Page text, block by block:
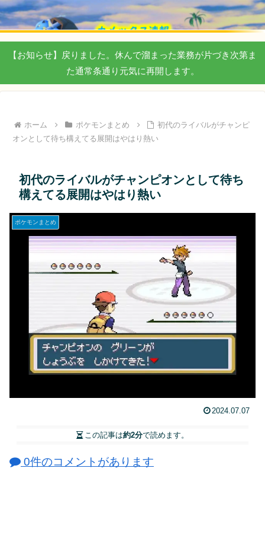
【お知らせ】戻りました。休んで溜まった業務が片づき次第ま
た通常条通り元気に再開します。
ホーム ポケモンまとめ
初代のライバルがチャンピ
オンとして待ち構えてる展開はやはり熱い
初代のライバルがチャンピオンとして待ち
構えてる展開はやはり熱い
ポケモンまとめ
2024.07.07
この記事は約2分で読めます。
0件のコメントがあります